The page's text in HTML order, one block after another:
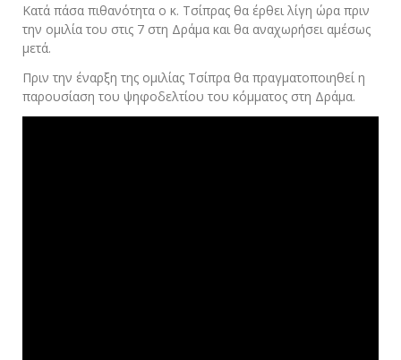
Κατά πάσα πιθανότητα ο κ. Τσίπρας θα έρθει λίγη ώρα πριν
την ομιλία του στις 7 στη Δράμα και θα αναχωρήσει αμέσως
μετά.
Πριν την έναρξη της ομιλίας Τσίπρα θα πραγματοποιηθεί η
παρουσίαση του ψηφοδελτίου του κόμματος στη Δράμα.